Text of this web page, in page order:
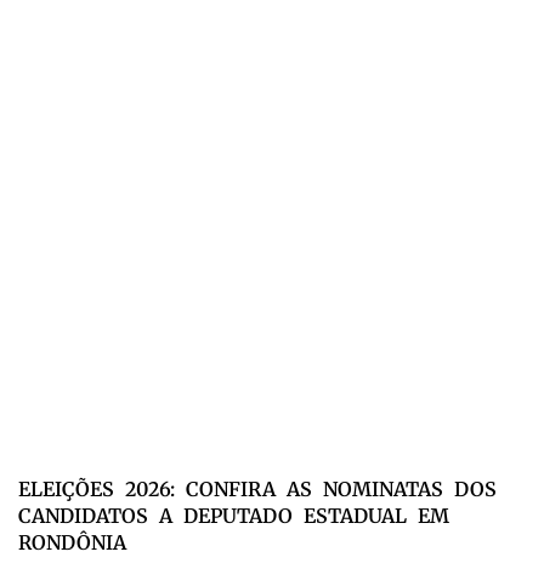
ELEIÇÕES 2026: CONFIRA AS NOMINATAS DOS
CANDIDATOS A DEPUTADO ESTADUAL EM
RONDÔNIA